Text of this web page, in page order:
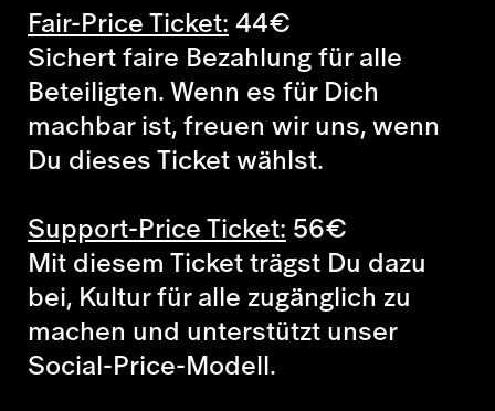
Fair-Price Ticket:44€
Sichert faire Bezahlung für alle
Beteiligten. Wenn es für Dich
machbar ist, freuen wir uns, wenn
Du dieses Ticket wählst.
Support-Price Ticket: 56€
Mit diesem Ticket trägst Du dazu
bei, Kultur für alle zugänglich zu
machen und unterstützt unser
Social-Price-Modell.